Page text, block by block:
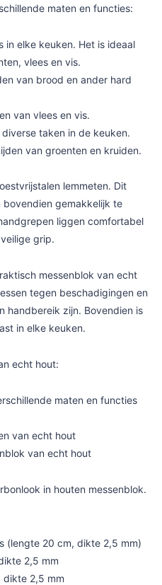
maten en functies:
in elke keuken. Het is ideaal
vlees en vis.
van brood en ander hard
van vlees en vis.
taken in de keuken.
van groenten en kruiden.
lemmeten. Dit
bovendien gemakkelijk te
liggen comfortabel
grip.
messenblok van echt
tegen beschadigingen en
handbereik zijn. Bovendien is
in elke keuken.
echt hout:
maten en functies
van echt hout
van echt hout
in houten messenblok.
(lengte 20 cm, dikte 2,5 mm)
2,5 mm
dikte 2,5 mm